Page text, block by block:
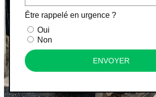
Être rappelé en urgence ?
Oui
Non
ENVOYER